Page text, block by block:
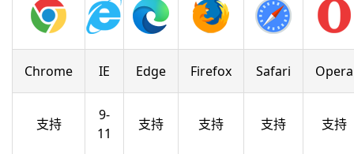
Chrome IE Edge Firefox Safari Opera
支持
9-
11
支持 支持 支持 支持